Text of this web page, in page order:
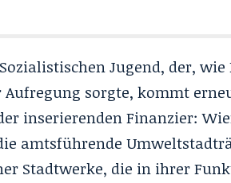
Jugend, der, wie
Aufregung sorgte, kommt
inserierenden Finanzier:
amtsführende
Stadtwerke, die in ihrer